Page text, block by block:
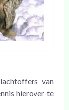
van
hierover te